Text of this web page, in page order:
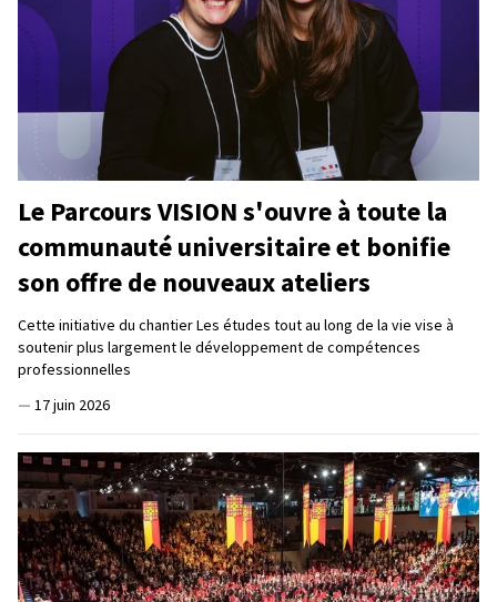
Le Parcours VISION s'ouvre à toute la
communauté universitaire et bonifie
son offre de nouveaux ateliers
Cette initiative du chantier Les études tout au long de la vie vise à
soutenir plus largement le développement de compétences
professionnelles
— 17 juin 2026